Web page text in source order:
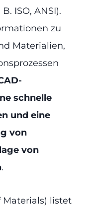
ISO, ANSI).
zu
Materialien,
schnelle
und eine
von
von
.
Materials) listet